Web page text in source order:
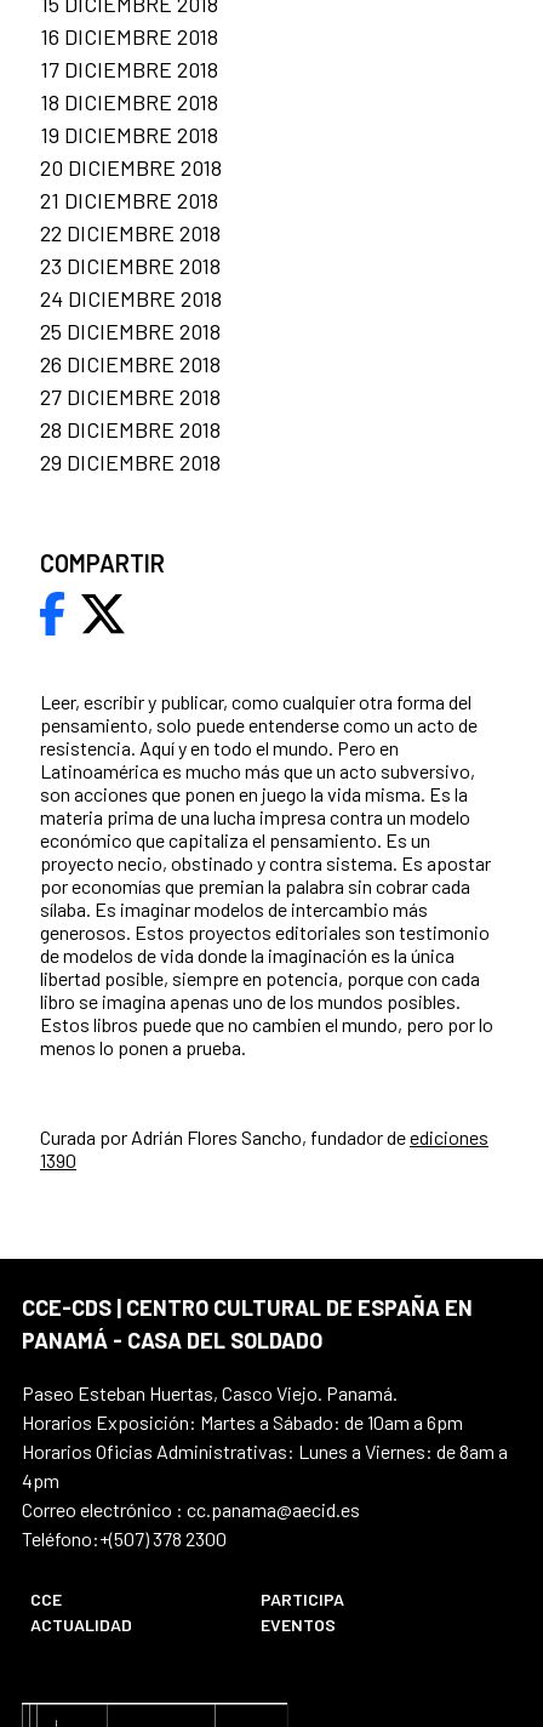
Leer, escribir y publicar, como cualquier otra forma del
pensamiento, solo puede entenderse como un acto de
resistencia. Aquí y en todo el mundo. Pero en
Latinoamérica es mucho más que un acto subversivo,
son acciones que ponen en juego la vida misma. Es la
materia prima de una lucha impresa contra un modelo
económico que capitaliza el pensamiento. Es un
proyecto necio, obstinado y contra sistema. Es apostar
por economías que premian la palabra sin cobrar cada
sílaba. Es imaginar modelos de intercambio más
generosos. Estos proyectos editoriales son testimonio
de modelos de vida donde la imaginación es la única
libertad posible, siempre en potencia, porque con cada
libro se imagina apenas uno de los mundos posibles.
Estos libros puede que no cambien el mundo, pero por lo
menos lo ponen a prueba.
Curada por Adrián Flores Sancho, fundador deediciones
1390
16 DICIEMBRE 2018
17 DICIEMBRE 2018
18 DICIEMBRE 2018
19 DICIEMBRE 2018
20 DICIEMBRE 2018
21 DICIEMBRE 2018
22 DICIEMBRE 2018
23 DICIEMBRE 2018
24 DICIEMBRE 2018
25 DICIEMBRE 2018
26 DICIEMBRE 2018
27 DICIEMBRE 2018
28 DICIEMBRE 2018
29 DICIEMBRE 2018
COMPARTIR
CCE-CDS | CENTRO CULTURAL DE ESPAÑA EN
PANAMÁ - CASA DEL SOLDADO
Paseo Esteban Huertas, Casco Viejo. Panamá.
Horarios Exposición: Martes a Sábado: de 10am a 6pm
Horarios Oficias Administrativas: Lunes a Viernes: de 8am a
4pm
Correo electrónico : cc.panama@aecid.es
Teléfono:+(507) 378 2300
CCE
PARTICIPA
ACTUALIDAD
EVENTOS